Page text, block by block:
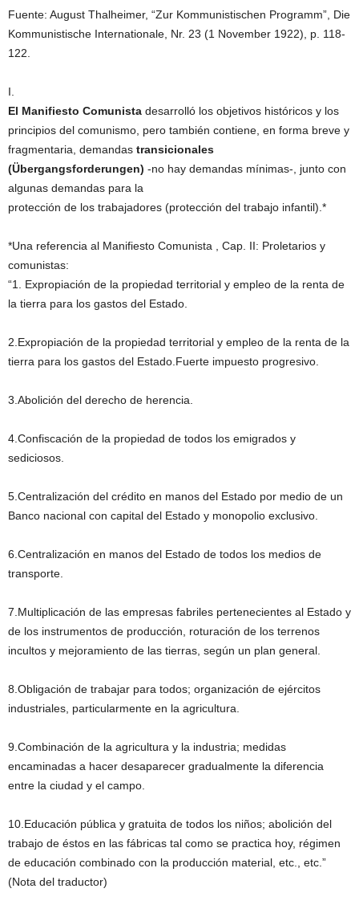
Fuente: August Thalheimer, “Zur Kommunistischen Programm”, Die
Kommunistische Internationale, Nr. 23 (1 November 1922), p. 118-
122.
I.
El Manifiesto Comunista desarrolló los objetivos históricos y los
principios del comunismo, pero también contiene, en forma breve y
fragmentaria, demandas transicionales
(Übergangsforderungen) -no hay demandas mínimas-, junto con
algunas demandas para la
protección de los trabajadores (protección del trabajo infantil).*
*Una referencia al Manifiesto Comunista , Cap. II: Proletarios y
comunistas:
“1. Expropiación de la propiedad territorial y empleo de la renta de
la tierra para los gastos del Estado.
2.Expropiación de la propiedad territorial y empleo de la renta de la
tierra para los gastos del Estado.Fuerte impuesto progresivo.
3.Abolición del derecho de herencia.
4.Confiscación de la propiedad de todos los emigrados y
sediciosos.
5.Centralización del crédito en manos del Estado por medio de un
Banco nacional con capital del Estado y monopolio exclusivo.
6.Centralización en manos del Estado de todos los medios de
transporte.
7.Multiplicación de las empresas fabriles pertenecientes al Estado y
de los instrumentos de producción, roturación de los terrenos
incultos y mejoramiento de las tierras, según un plan general.
8.Obligación de trabajar para todos; organización de ejércitos
industriales, particularmente en la agricultura.
9.Combinación de la agricultura y la industria; medidas
encaminadas a hacer desaparecer gradualmente la diferencia
entre la ciudad y el campo.
10.Educación pública y gratuita de todos los niños; abolición del
trabajo de éstos en las fábricas tal como se practica hoy, régimen
de educación combinado con la producción material, etc., etc.”
(Nota del traductor)